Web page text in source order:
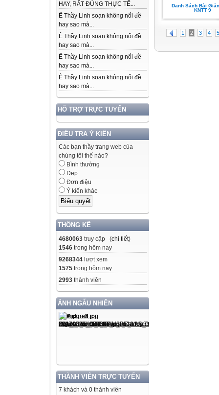
HAY, RẤT ĐÚNG THỰC TẾ...
Ê Thầy Linh soạn không nổi đề
hay sao mà...
Ê Thầy Linh soạn không nổi đề
hay sao mà...
Ê Thầy Linh soạn không nổi đề
hay sao mà...
Ê Thầy Linh soạn không nổi đề
hay sao mà...
HỖ TRỢ TRỰC TUYẾN
ĐIỀU TRA Ý KIẾN
Các bạn thầy trang web của
chúng tôi thế nào?
Bình thường
Đẹp
Đơn điệu
Ý kiến khác
THỐNG KÊ
4680063 truy cập (chi tiết)
1546 trong hôm nay
9268344 lượt xem
1575 trong hôm nay
2993 thành viên
ẢNH NGẪU NHIÊN
THÀNH VIÊN TRỰC TUYẾN
7 khách và 0 thành viên
Danh Sách Bài
KNTT 9
1 2 3 4 5